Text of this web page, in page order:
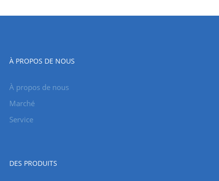
À PROPOS DE NOUS
À propos de nous
Marché
Service
DES PRODUITS